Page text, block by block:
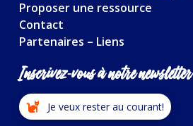
Proposer une ressource
Contact
Partenaires – Liens
Inscrivez-vous à notre newsletter
Je veux rester au courant!